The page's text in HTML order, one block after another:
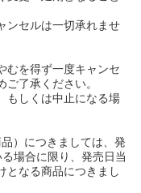
ンセルは一切承れませ
むを得ず一度キャンセ
了承ください。
もしくは中止になる場
）につきましては、発
場合に限り、発売日当
となる商品につきまし